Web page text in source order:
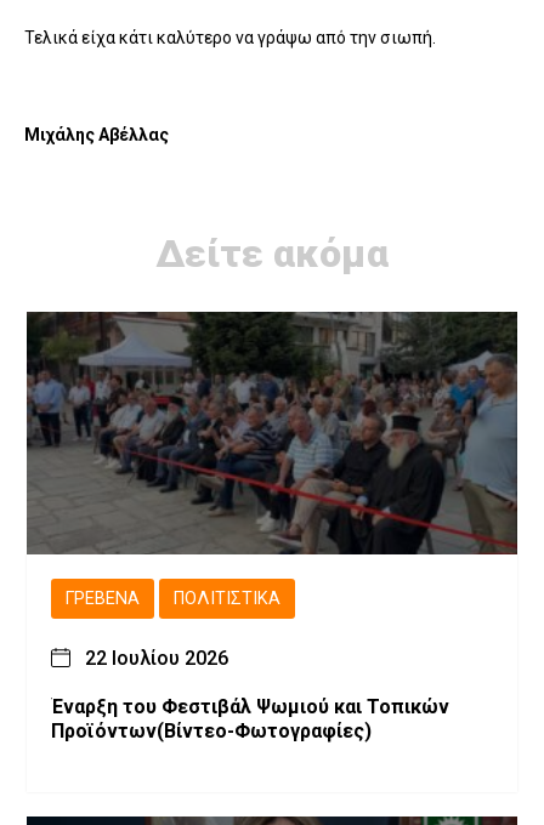
Τελικά είχα κάτι καλύτερο να γράψω από την σιωπή.
Μιχάλης Αβέλλας
Δείτε ακόμα
ΓΡΕΒΕΝΆ ΠΟΛΙΤΙΣΤΙΚΆ
22 Ιουλίου 2026
Έναρξη του Φεστιβάλ Ψωμιού και Τοπικών
Προϊόντων(Βίντεο-Φωτογραφίες)